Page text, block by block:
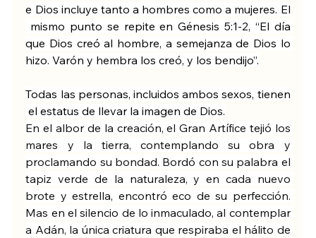
e Dios incluye tanto a hombres como a mujeres. El
mismo punto se repite en Génesis 5:1-2, “El día
que Dios creó al hombre, a semejanza de Dios lo
hizo. Varón y hembra los creó, y los bendijo”.
Todas las personas, incluidos ambos sexos, tienen
el estatus de llevar la imagen de Dios.
En el albor de la creación, el Gran Artífice tejió los
mares y la tierra, contemplando su obra y
proclamando su bondad. Bordó con su palabra el
tapiz verde de la naturaleza, y en cada nuevo
brote y estrella, encontró eco de su perfección.
Mas en el silencio de lo inmaculado, al contemplar
a Adán, la única criatura que respiraba el hálito de